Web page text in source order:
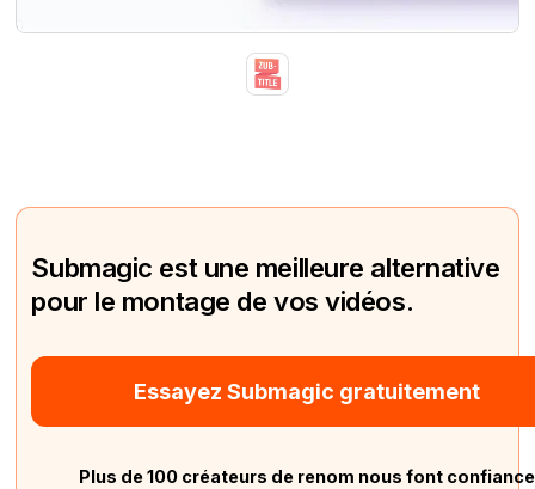
Submagic est une meilleure alternative
pour le montage de vos vidéos.
Essayez Submagic gratuitement
Plus de 100 créateurs de renom nous font confiance